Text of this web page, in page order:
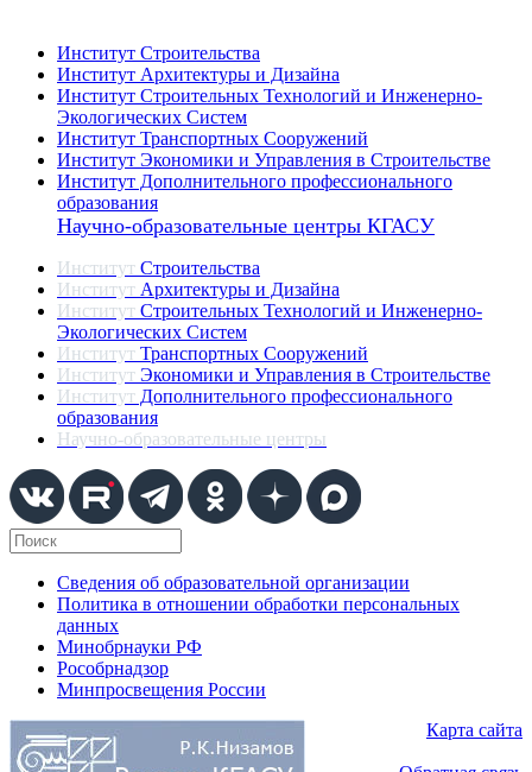
Институт Строительства
Институт Архитектуры и Дизайна
Институт Строительных Технологий и Инженерно-
Экологических Систем
Институт Транспортных Сооружений
Институт Экономики и Управления в Строительстве
Институт Дополнительного профессионального
образования
Научно-образовательные центры КГАСУ
Институт Строительства
Институт Архитектуры и Дизайна
Институт Строительных Технологий и Инженерно-
Экологических Систем
Институт Транспортных Сооружений
Институт Экономики и Управления в Строительстве
Институт Дополнительного профессионального
образования
Научно-образовательные центры
Сведения об образовательной организации
Политика в отношении обработки персональных
данных
Минобрнауки РФ
Рособрнадзор
Минпросвещения России
Карта сайта